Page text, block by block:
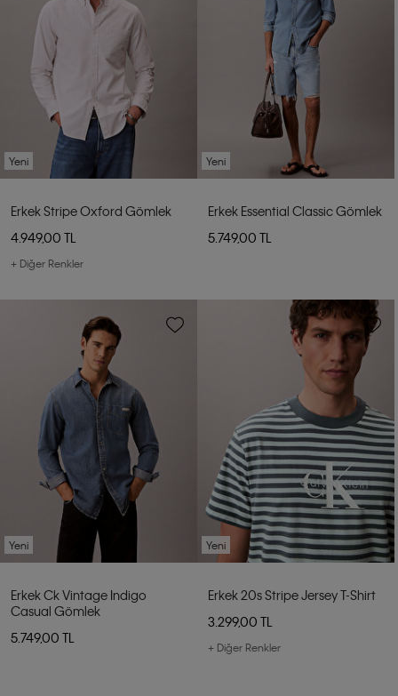
Yeni
Erkek Stripe Oxford Gömlek
4.949,00 TL
+ Diğer Renkler
Yeni
Erkek Essential Classic Gömlek
5.749,00 TL
Yeni
Erkek Ck Vintage Indigo
Casual Gömlek
5.749,00 TL
Yeni
Erkek 20s Stripe Jersey T-Shirt
3.299,00 TL
+ Diğer Renkler